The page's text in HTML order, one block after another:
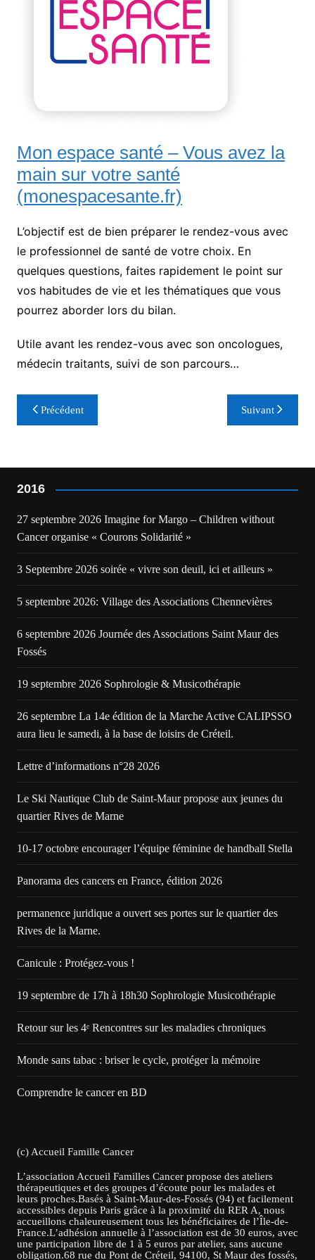
Mon espace santé – Vous avez la
main sur votre santé
(monespacesante.fr)
L’objectif est de bien préparer le rendez-vous avec
le professionnel de santé de votre choix. En
quelques questions, faites rapidement le point sur
vos habitudes de vie et les thématiques que vous
pourrez aborder lors du bilan.
Utile avant les rendez-vous avec son oncologues,
médecin traitants, suivi de son parcours…
Navigation
de
Précédent Suivant
2016
27 septembre 2026 Imagine for Margo – Children without
Cancer organise « Courons Solidarité »
3 Septembre 2026 soirée « vivre son deuil, ici et ailleurs »
5 septembre 2026: Village des Associations Chennevières
6 septembre 2026 Journée des Associations Saint Maur des
Fossés
19 septembre 2026 Sophrologie & Musicothérapie
26 septembre La 14e édition de la Marche Active CALIPSSO
aura lieu le samedi, à la base de loisirs de Créteil.
Lettre d’informations n°28 2026
Le Ski Nautique Club de Saint-Maur propose aux jeunes du
quartier Rives de Marne
10-17 octobre encourager l’équipe féminine de handball Stella
Panorama des cancers en France, édition 2026
permanence juridique a ouvert ses portes sur le quartier des
Rives de la Marne.
Canicule : Protégez-vous !
19 septembre de 17h à 18h30 Sophrologie Musicothérapie
Retour sur les 4ᵉ Rencontres sur les maladies chroniques
Monde sans tabac : briser le cycle, protéger la mémoire
Comprendre le cancer en BD
(c) Accueil Famille Cancer
L’association Accueil Familles Cancer propose des ateliers
thérapeutiques et des groupes d’écoute pour les malades et
leurs proches.Basés à Saint-Maur-des-Fossés (94) et facilement
accessibles depuis Paris grâce à la proximité du RER A, nous
accueillons chaleureusement tous les bénéficiaires de l’Île-de-
France.L’adhésion annuelle à l’association est de 30 euros, avec
une participation libre de 1 à 5 euros par atelier, sans aucune
obligation.68 rue du Pont de Créteil, 94100, St Maur des fossés,